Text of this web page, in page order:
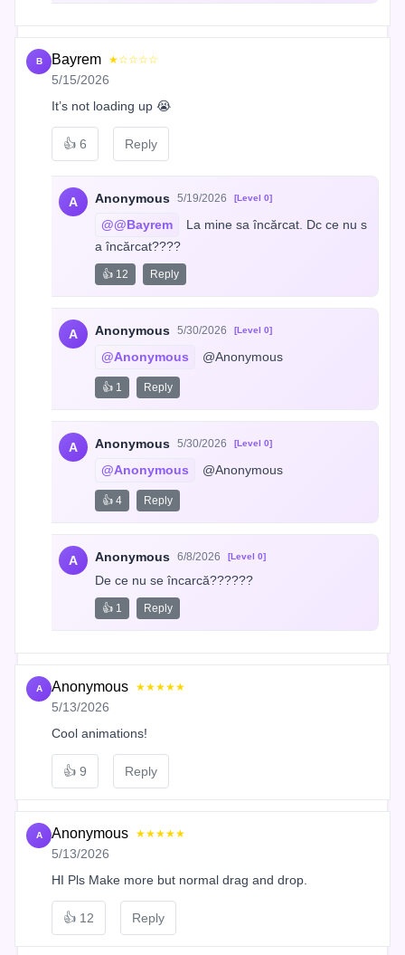
B Bayrem ★☆☆☆☆
5/15/2026
It’s not loading up 😭
👍 6 Reply
A Anonymous 5/19/2026 [Level 0]
@@Bayrem
La mine sa încărcat. Dc ce nu s
a încărcat????
👍 12 Reply
A Anonymous 5/30/2026 [Level 0]
@Anonymous @Anonymous
👍 1 Reply
A Anonymous 5/30/2026 [Level 0]
@Anonymous @Anonymous
👍 4 Reply
A Anonymous 6/8/2026 [Level 0]
De ce nu se încarcă??????
👍 1 Reply
A Anonymous ★★★★★
5/13/2026
Cool animations!
👍 9 Reply
A Anonymous ★★★★★
5/13/2026
HI Pls Make more but normal drag and drop.
👍 12 Reply